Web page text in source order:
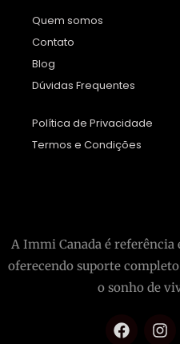
Quem somos
Contato
Blog
Dúvidas Frequentes
Política de Privacidade
Termos e Condições
A Immi Canada é
oferecendo suporte
o sonho de